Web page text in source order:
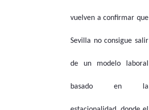
vuelven a confirmar que
Sevilla no consigue salir
de un modelo laboral
basado en la